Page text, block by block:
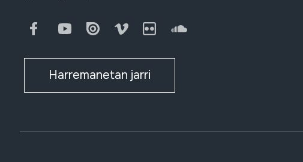
FacebookYoutubeIssuu Vimeo FlickrSoundCloud
Harremanetan jarri